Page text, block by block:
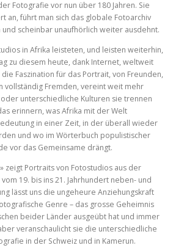
Fotografie vor nun über 180 Jahren. Sie
an, führt man sich das globale Fotoarchiv
und scheinbar unaufhörlich weiter ausdehnt.
in Afrika leisteten, und leisten weiterhin,
zu diesem heute, dank Internet, weltweit
Faszination für das Portrait, von Freunden,
vollständig Fremden, vereint weit mehr
unterschiedliche Kulturen sie trennen
erinnern, was Afrika mit der Welt
in einer Zeit, in der überall wieder
und wo im Wörterbuch populistischer
vor das Gemeinsame drängt.
zeigt Portraits von Fotostudios aus der
19. bis ins 21. Jahrhundert neben- und
lässt uns die ungeheure Anziehungskraft
Genre – das grosse Geheimnis
beider Länder ausgeübt hat und immer
veranschaulicht sie die unterschiedliche
in der Schweiz und in Kamerun.